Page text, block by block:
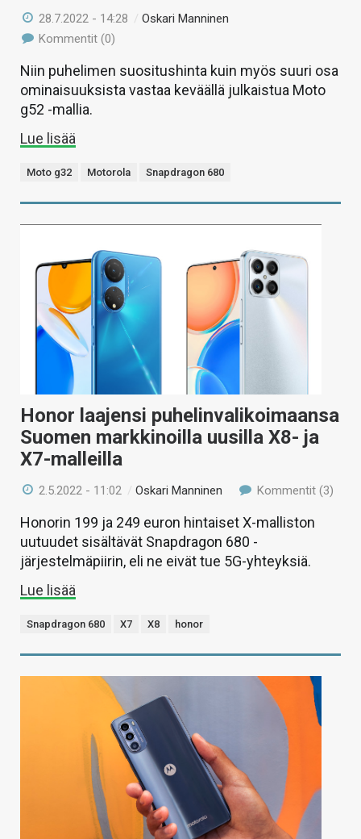
28.7.2022 - 14:28 /Oskari Manninen
Kommentit (0)
Niin puhelimen suositushinta kuin myös suuri osa
ominaisuuksista vastaa keväällä julkaistua Moto
g52 -mallia.
Lue lisää
Moto g32 Motorola Snapdragon 680
Honor laajensi puhelinvalikoimaansa
Suomen markkinoilla uusilla X8- ja
X7-malleilla
2.5.2022 - 11:02 /Oskari Manninen Kommentit (3)
Honorin 199 ja 249 euron hintaiset X-malliston
uutuudet sisältävät Snapdragon 680 -
järjestelmäpiirin, eli ne eivät tue 5G-yhteyksiä.
Lue lisää
Snapdragon 680 X7 X8 honor